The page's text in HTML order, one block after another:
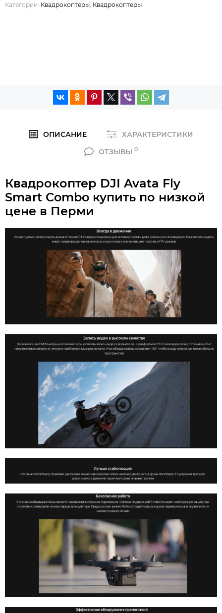
Категории: Квадрокоптеры Квадрокоптеры
ОПИСАНИЕ
ХАРАКТЕРИСТИКИ
ОТЗЫВЫ 0
Квадрокоптер DJI Avata Fly
Smart Combo купить по низкой
цене в Перми